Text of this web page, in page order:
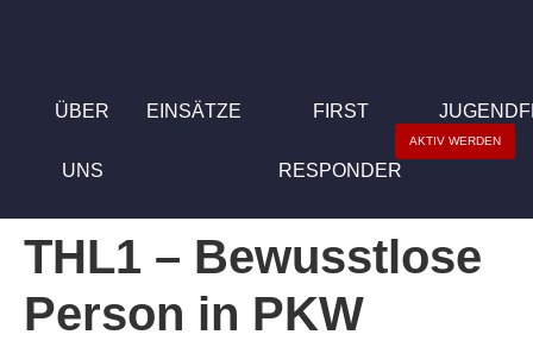
ÜBER
UNS
EINSÄTZE FIRST
RESPONDER
AKTIV WERDEN
THL1 – Bewusstlose
Person in PKW